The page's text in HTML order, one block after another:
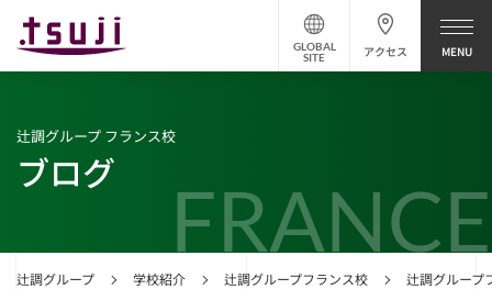
アクセス
GLOBAL
SITE
FRANCE
辻調グループ 学校紹介 辻調グループフランス校 辻調グループ
辻調グループ フランス校
ブログ